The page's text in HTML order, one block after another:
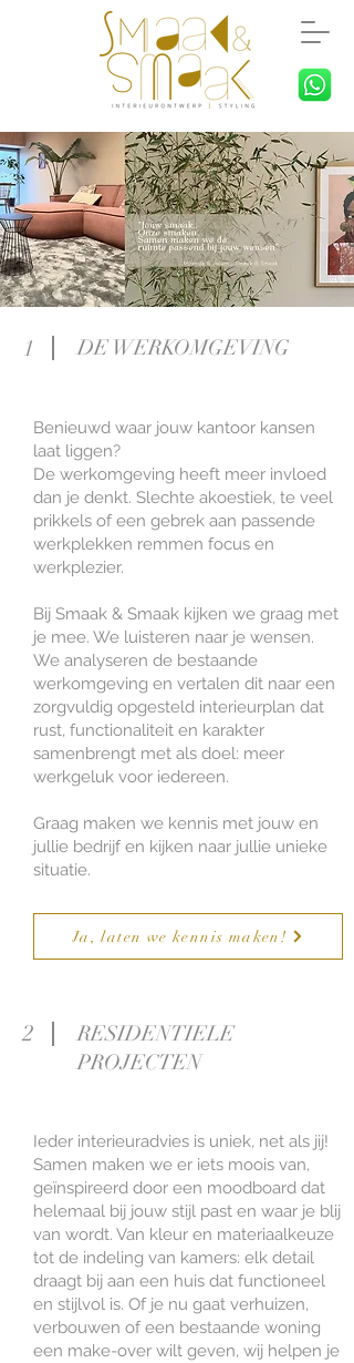
1 DE WERKOMGEVING
Benieuwd waar jouw kantoor kansen
laat liggen?
De werkomgeving heeft meer invloed
dan je denkt. Slechte akoestiek, te veel
prikkels of een gebrek aan passende
werkplekken remmen focus en
werkplezier.
Bij Smaak & Smaak kijken we graag met
je mee. We luisteren naar je wensen.
We analyseren de bestaande
werkomgeving en vertalen dit naar een
zorgvuldig opgesteld interieurplan dat
rust, functionaliteit en karakter
samenbrengt met als doel: meer
werkgeluk voor iedereen.
Graag maken we kennis met jouw en
jullie bedrijf en kijken naar jullie unieke
situatie.
Ja, laten we kennis maken!
2
RESIDENTIELE
PROJECTEN
Ieder interieuradvies is uniek, net als jij!
Samen maken we er iets moois van,
geïnspireerd door een moodboard dat
helemaal bij jouw stijl past en waar je blij
van wordt. ​Van kleur en materiaalkeuze
tot de indeling van kamers: elk detail
draagt bij aan een huis dat functioneel
en stijlvol is. Of je nu gaat verhuizen,
verbouwen of een bestaande woning
een make-over wilt geven, wij helpen je